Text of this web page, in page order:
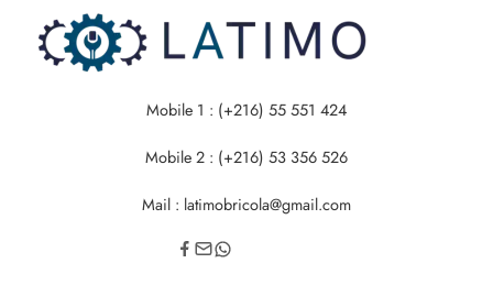
Mobile 1 : (+216) 55 551 424
Mobile 2 : (+216) 53 356 526
Mail : latimobricola@gmail.com